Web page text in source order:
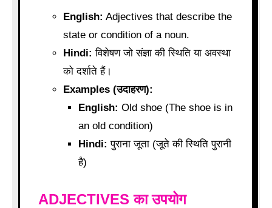
English: Adjectives that describe the
state or condition of a noun.
Hindi: विशेषण जो संज्ञा की स्थिति या अवस्था
को दर्शाते हैं।
Examples (उदाहरण):
English: Old shoe (The shoe is in
an old condition)
Hindi: पुराना जूता (जूते की स्थिति पुरानी
है)
ADJECTIVES का उपयोग